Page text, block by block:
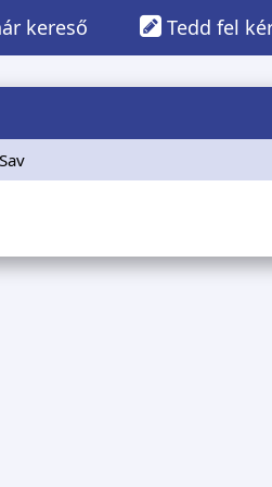
Tedd fel
kereső